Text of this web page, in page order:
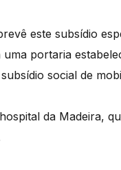
este subsídio
portaria
social de
da Madeira,